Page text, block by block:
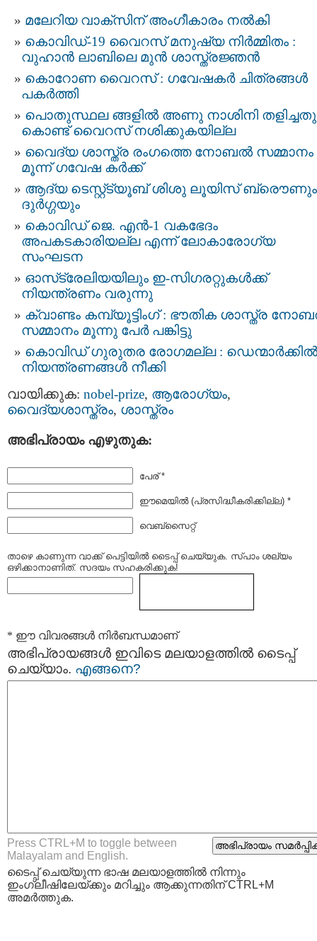
മലേറിയ വാക്സിന് അംഗീകാരം നല്‍കി
കൊവിഡ്-19 വൈറസ് മനുഷ്യ നിര്‍മ്മിതം :
വുഹാന്‍ ലാബിലെ മുന്‍ ശാസ്ത്രജ്ഞന്‍
കൊറോണ വൈറസ് : ഗവേഷകര്‍ ചിത്രങ്ങള്‍
പകര്‍ത്തി
പൊതുസ്ഥല ങ്ങളില്‍ അണു നാശിനി തളിച്ചതു
കൊണ്ട് വൈറസ് നശിക്കുകയില്ല
വൈദ്യ ശാസ്ത്ര രംഗത്തെ നോബല്‍ സമ്മാനം
മൂന്ന് ഗവേഷ കര്‍ക്ക്
ആദ്യ ടെസ്റ്റ്ട്യൂബ് ശിശു ലൂയിസ്‌ ബ്രൌണും
ദുര്‍ഗ്ഗയും
കൊവിഡ് ജെ. എൻ-1 വകഭേദം
അപകടകാരിയല്ല എന്ന് ലോകാരോഗ്യ
സംഘടന
ഓസ്‌ട്രേലിയയിലും ഇ-സിഗരറ്റുകള്‍ക്ക്
നിയന്ത്രണം വരുന്നു
ക്വാണ്ടം കമ്പ്യൂട്ടിംഗ് : ഭൗതിക ശാസ്ത്ര
സമ്മാനം മൂന്നു പേര്‍ പങ്കിട്ടു
കൊവിഡ് ഗുരുതര രോഗമല്ല : ഡെന്മാർക്കിൽ
നിയന്ത്രണങ്ങള്‍ നീക്കി
വായിക്കുക: nobel-prize, ആരോഗ്യം,
വൈദ്യശാസ്ത്രം, ശാസ്ത്രം
അഭിപ്രായം എഴുതുക:
പേര് *
ഈമെയില്‍ (പ്രസിദ്ധീകരിക്കില്ല) *
വെബ്സൈറ്റ്
താഴെ കാണുന്ന വാക്ക് പെട്ടിയില്‍ ടൈപ്പ്‌ ചെയ്യുക. സ്പാം ശല്യം
ഒഴിക്കാനാണിത്. സദയം സഹകരിക്കുക!
* ഈ വിവരങ്ങള്‍ നിര്‍ബന്ധമാണ്
അഭിപ്രായങ്ങള്‍ ഇവിടെ മലയാളത്തില്‍ ടൈപ്പ്
ചെയ്യാം. എങ്ങനെ?
Press CTRL+M to toggle between
Malayalam and English.
ടൈപ്പ്‌ ചെയ്യുന്ന ഭാഷ മലയാളത്തില്‍ നിന്നും
ഇംഗ്ലീഷിലേയ്ക്കും മറിച്ചും ആക്കുന്നതിന് CTRL+M
അമര്‍ത്തുക.